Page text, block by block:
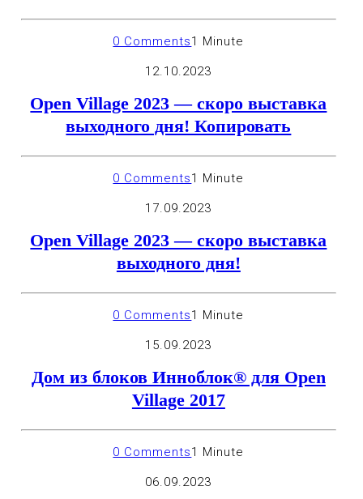
0 Comments1 Minute
12.10.2023
Open Village 2023 — скоро выставка
выходного дня! Копировать
0 Comments1 Minute
17.09.2023
Open Village 2023 — скоро выставка
выходного дня!
0 Comments1 Minute
15.09.2023
Дом из блоков Инноблок® для Open
Village 2017
0 Comments1 Minute
06.09.2023